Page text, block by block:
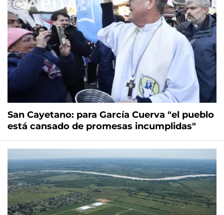
San Cayetano: para García Cuerva "el pueblo
está cansado de promesas incumplidas"